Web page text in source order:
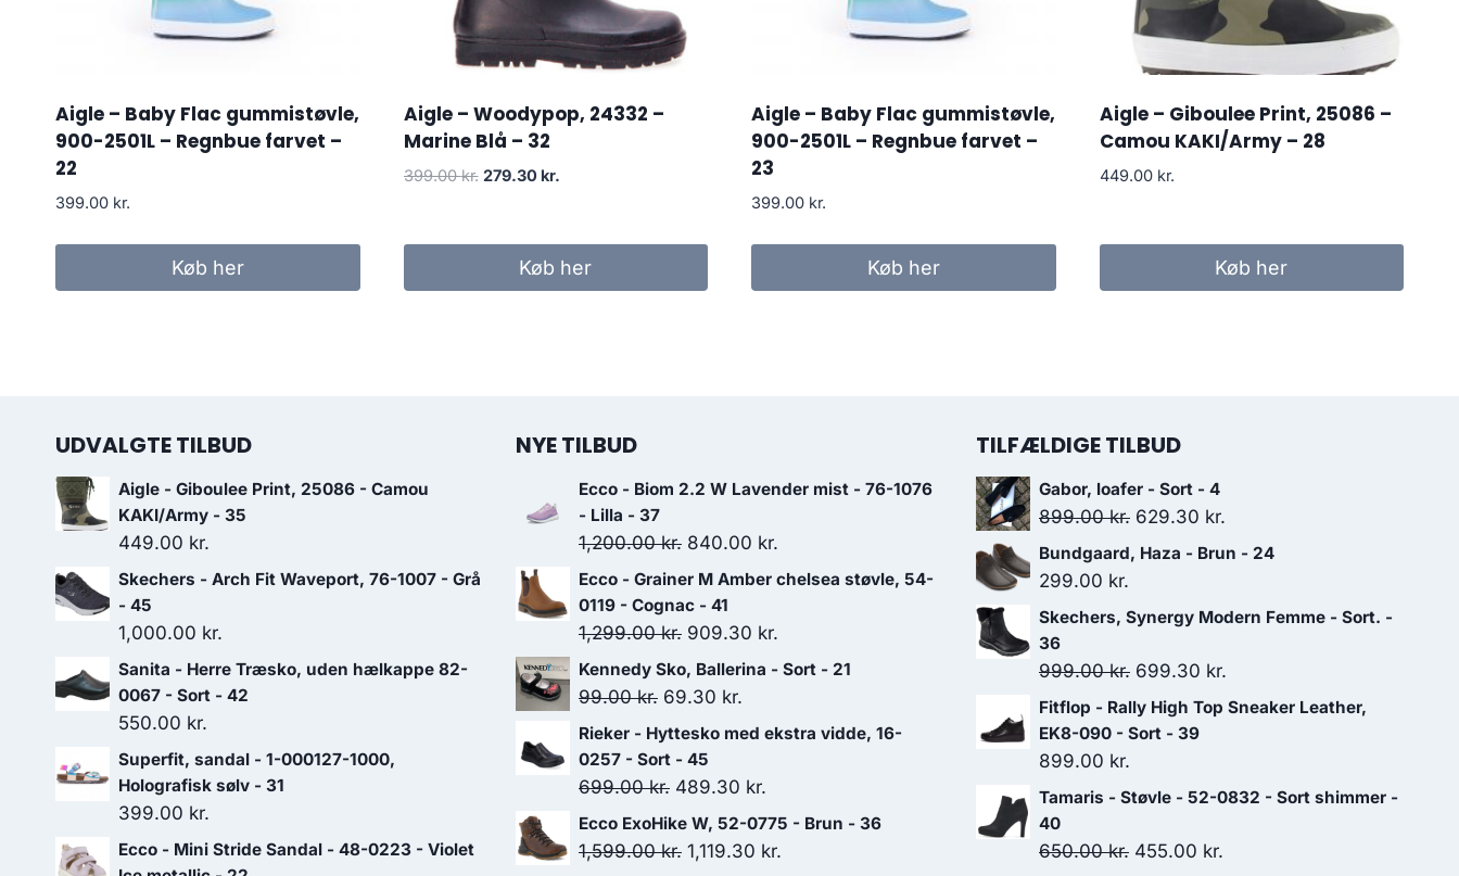
Aigle – Baby Flac gummistøvle,
900-2501L – Regnbue farvet –
22
399.00 kr.
Køb her
Aigle – Woodypop, 24332 –
Marine Blå – 32
399.00kr. Den
var:
399.00 kr..
279.30 kr.Den
er:
279.30 kr..
Køb her
Aigle – Baby Flac gummistøvle,
900-2501L – Regnbue farvet –
23
399.00 kr.
Køb her
Aigle – Giboulee Print, 25086 –
Camou KAKI/Army – 28
449.00 kr.
Køb her
UDVALGTE TILBUD
Aigle - Giboulee Print, 25086 - Camou
KAKI/Army - 35
449.00 kr.
Skechers - Arch Fit Waveport, 76-1007 - Grå
- 45
1,000.00 kr.
Sanita - Herre Træsko, uden hælkappe 82-
0067 - Sort - 42
550.00 kr.
Superfit, sandal - 1-000127-1000,
Holografisk sølv - 31
399.00 kr.
Ecco - Mini Stride Sandal - 48-0223 - Violet
NYE TILBUD
Ecco - Biom 2.2 W Lavender mist - 76-1076
- Lilla - 37
1,200.00kr. Den
oprindelige
pris
var:
1,200.00 kr..
840.00 kr.
aktuelle
840.00 kr..
Ecco - Grainer M Amber chelsea støvle, 54-
0119 - Cognac - 41
1,299.00kr. Den
oprindelige
pris
1,299.00 kr..
909.30 kr.
aktuelle
909.30 kr..
Kennedy Sko, Ballerina - Sort - 21
99.00kr. Den
oprindelige
pris
var:
99.00 kr..
69.30 kr.
aktuelle
er:
69.30 kr..
Rieker - Hyttesko med ekstra vidde, 16-
0257 - Sort - 45
699.00kr. Den
oprindelige
pris
489.30 kr.
aktuelle
pris
Ecco ExoHike W, 52-0775 - Brun - 36
1,599.00kr. Den
1,119.30 kr.
TILFÆLDIGE TILBUD
Gabor, loafer - Sort - 4
899.00kr. Den
oprindelige
899.00 kr..
629.30 kr.
aktuelle
Bundgaard, Haza - Brun - 24
299.00 kr.
Skechers, Synergy Modern Femme - Sort. -
36
999.00kr. Den
oprindelige
pris
999.00 kr..
699.30 kr.
aktuelle
699.30 kr..
Fitflop - Rally High Top Sneaker Leather,
EK8-090 - Sort - 39
899.00 kr.
Tamaris - Støvle - 52-0832 - Sort shimmer -
40
650.00kr. Den
455.00 kr.